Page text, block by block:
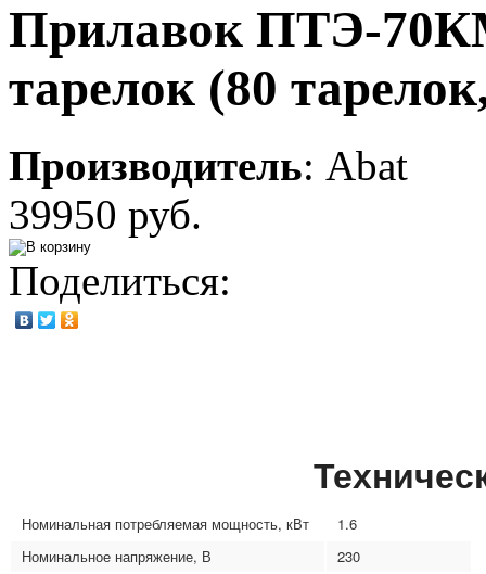
Прилавок ПТЭ-
тарелок (80
Производитель: Abat
39950 руб.
Поделиться:
Номинальная потребляемая мощность, кВт
1.6
Номинальное напряжение, В
230